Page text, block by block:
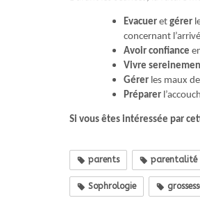
Evacuer et gérer
concernant
Avoir confiance
Vivre
Gérer les maux
Préparer
Si vous êtes intéressée par
parents parentalité
Sophrologie